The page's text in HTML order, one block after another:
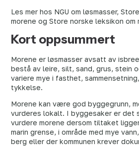
Les mer hos NGU om løsmasser,
morene og Store norske leksikon om
Kort oppsummert
Morene er løsmasser avsatt av
bestå av leire, silt, sand, grus, stein
variere mye i fasthet,
tykkelse.
Morene kan være god byggegrunn,
vurderes lokalt. I byggesaker er det
vurdere morene dersom tiltaket
marin grense, i område med mye
berg eller der kommunen krever